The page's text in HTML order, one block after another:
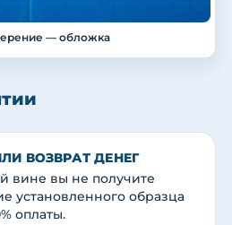
— обложка
ВОЗВРАТ ДЕНЕГ
вине вы не получите
установленного образца
оплаты.